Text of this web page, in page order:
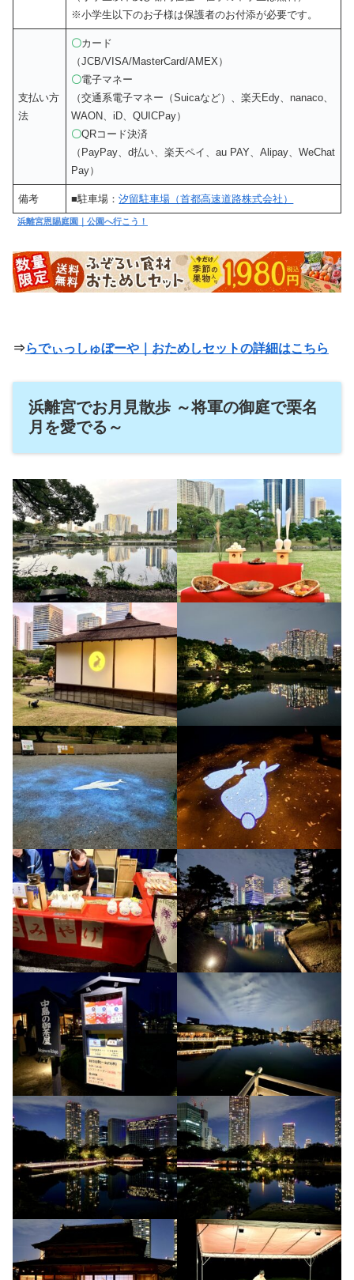
※小学生以下のお子様は保護者のお付添が必要です。
支払い方
法
〇カード
（JCB/VISA/MasterCard/AMEX）
〇電子マネー
（交通系電子マネー（Suicaなど）、楽天Edy、nanaco、
WAON、iD、QUICPay）
〇QRコード決済
（PayPay、d払い、楽天ペイ、au PAY、Alipay、WeChat
Pay）
備考 ■駐車場：汐留駐車場（首都高速道路株式会社）
浜離宮恩賜庭園｜公園へ行こう！
⇒らでぃっしゅぼーや｜おためしセットの詳細はこちら
浜離宮でお月見散歩 ～将軍の御庭で栗名
月を愛でる～